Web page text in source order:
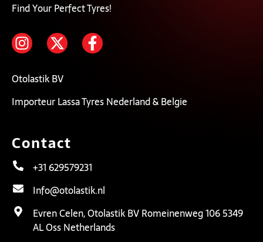
Find Your Perfect Tyres!
Otolastik BV
Importeur Lassa Tyres Nederland & Belgie
Contact
+31 629579231
Info@otolastik.nl
Evren Celen, Otolastik BV Romeinenweg 106 5349
AL Oss Netherlands